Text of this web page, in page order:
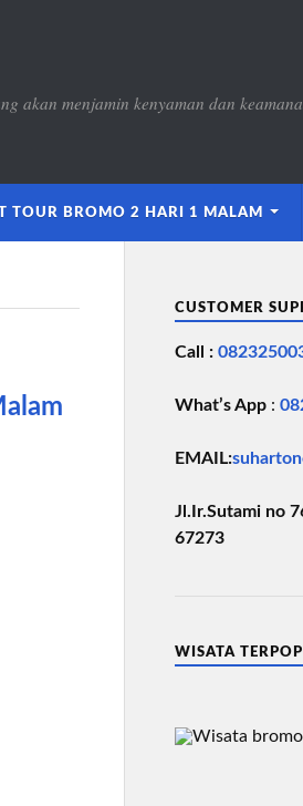
akan menjamin kenyaman dan
TOUR BROMO 2 HARI 1 MALAM
CUSTOMER
Call :
What’s App:
EMAIL:
Jl.Ir.Sutami no
67273
WISATA